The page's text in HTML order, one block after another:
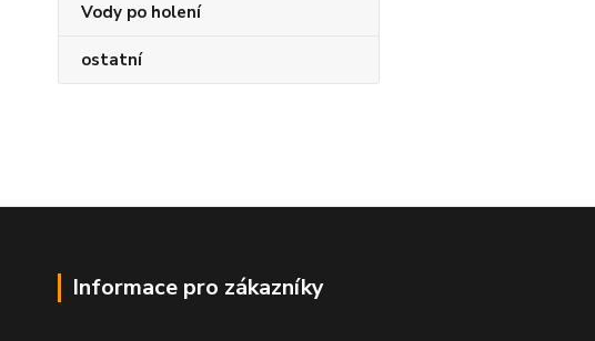
Vody po holení
ostatní
Informace pro zákazníky